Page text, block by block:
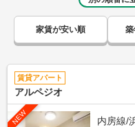
家賃が安い順
賃貸アパート
アルペジオ
NEW
内房線/